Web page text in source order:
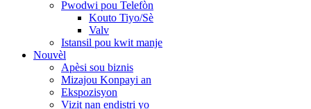
Pwodwi pou Telefòn
Kouto Tiyo/Sè
Valv
Istansil pou kwit manje
Nouvèl
Apèsi sou biznis
Mizajou Konpayi an
Ekspozisyon
Vizit nan endistri yo